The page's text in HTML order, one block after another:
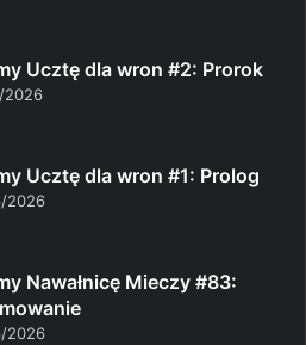
Ucztę dla wron #2: Prorok
2026
Ucztę dla wron #1: Prolog
2026
Nawałnicę Mieczy #83:
2026